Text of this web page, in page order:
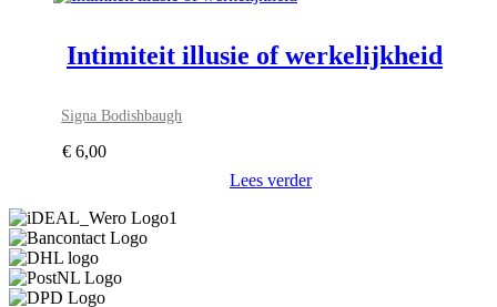
Intimiteit illusie of werkelijkheid
Signa Bodishbaugh
€ 6,00
Lees verder